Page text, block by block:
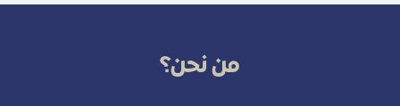
من نحن؟